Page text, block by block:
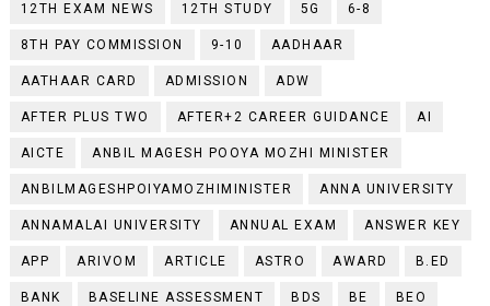
12TH EXAM NEWS 12TH STUDY 5G 6-8
8TH PAY COMMISSION 9-10 AADHAAR
AATHAAR CARD ADMISSION ADW
AFTER PLUS TWO AFTER+2 CAREER GUIDANCE AI
AICTE ANBIL MAGESH POOYA MOZHI MINISTER
ANBILMAGESHPOIYAMOZHIMINISTER ANNA UNIVERSITY
ANNAMALAI UNIVERSITY ANNUAL EXAM ANSWER KEY
APP ARIVOM ARTICLE ASTRO AWARD B.ED
BANK BASELINE ASSESSMENT BDS BE BEO